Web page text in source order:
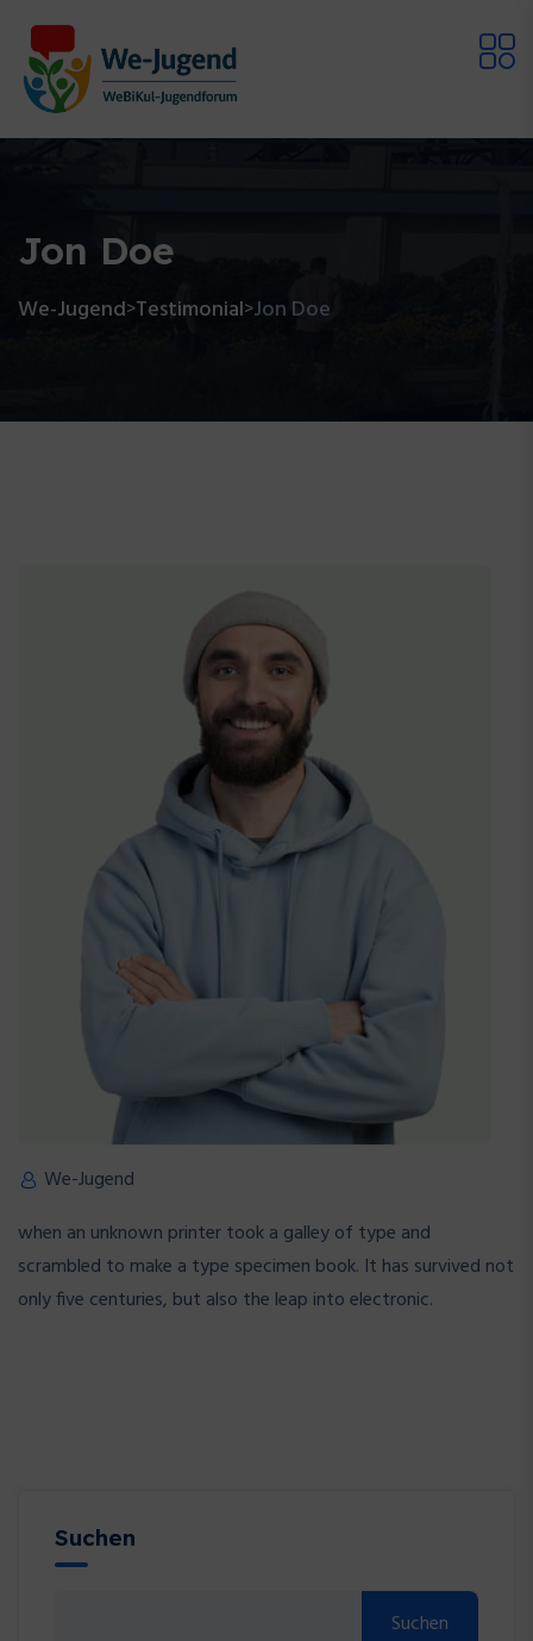
Jon Doe
We-Jugend>Testimonial>Jon Doe
We-Jugend
when an unknown printer took a galley of type and
scrambled to make a type specimen book. It has survived not
only five centuries, but also the leap into electronic.
Suchen
Suchen